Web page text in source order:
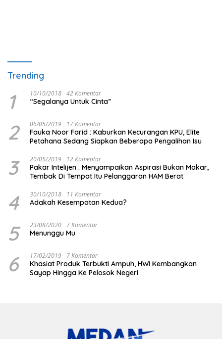
Trending
1 10/10/2018 42 Komentar
“Segalanya Untuk Cinta”
2 06/05/2019 17 Komentar
Fauka Noor Farid : Kaburkan Kecurangan KPU, Elite
Petahana Sedang Siapkan Beberapa Pengalihan Isu
3 20/05/2019 12 Komentar
Pakar Intelijen : Menyampaikan Aspirasi Bukan Makar,
Tembak Di Tempat Itu Pelanggaran HAM Berat
4 30/10/2018 11 Komentar
Adakah Kesempatan Kedua?
5 23/08/2020 7 Komentar
Menunggu Mu
6 17/02/2019 7 Komentar
Khasiat Produk Terbukti Ampuh, HWI Kembangkan
Sayap Hingga Ke Pelosok Negeri